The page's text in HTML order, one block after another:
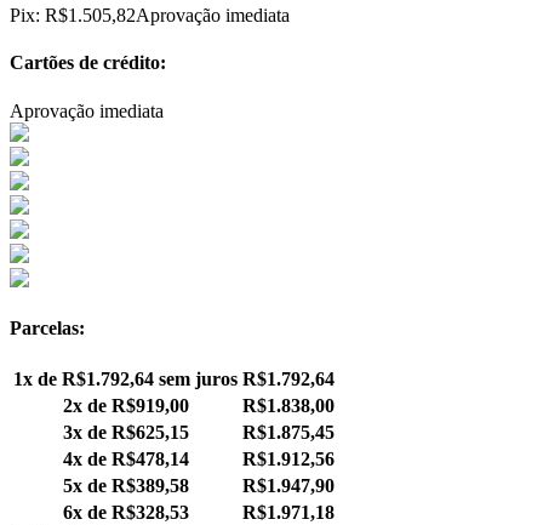
Pix: R$1.505,82Aprovação imediata
Cartões de crédito:
Aprovação imediata
Parcelas:
1x de R$1.792,64 sem juros R$1.792,64
2x de R$919,00 R$1.838,00
3x de R$625,15 R$1.875,45
4x de R$478,14 R$1.912,56
5x de R$389,58 R$1.947,90
6x de R$328,53 R$1.971,18